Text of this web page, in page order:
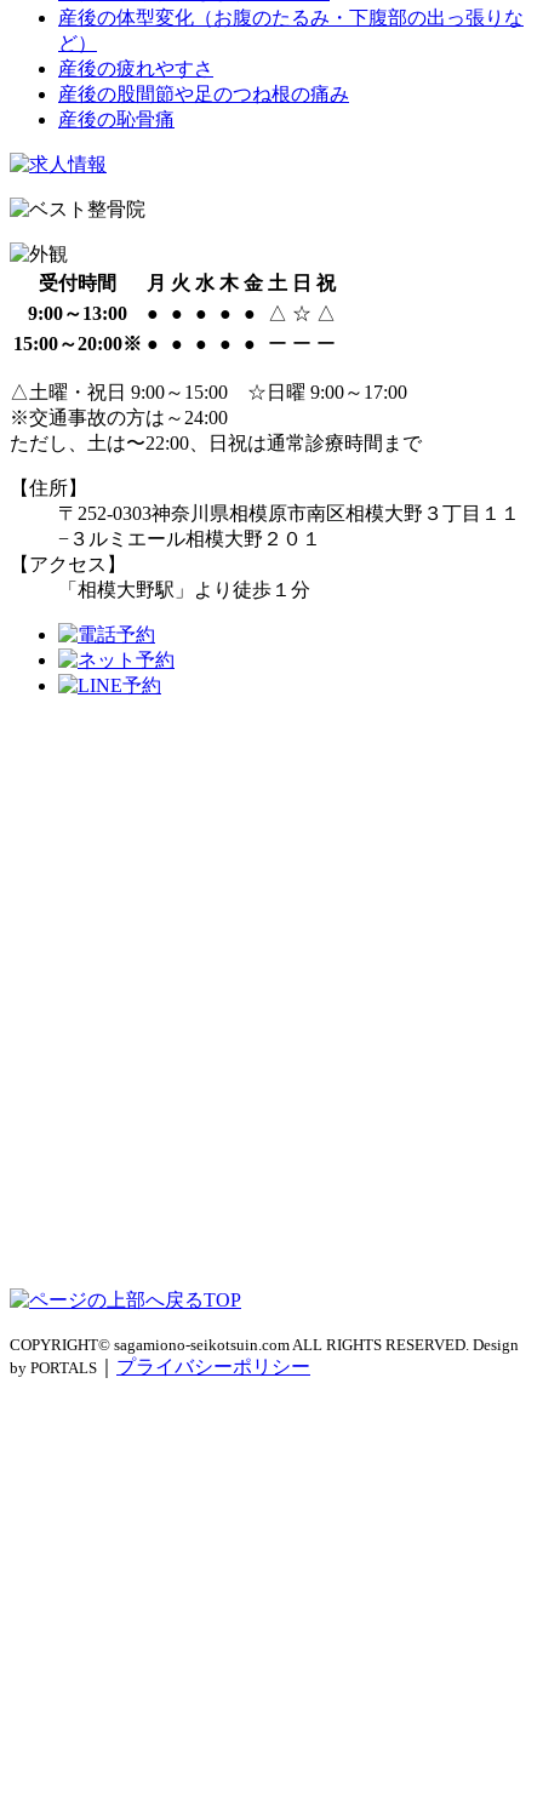
産後の体型変化（お腹のたるみ・下腹部の出っ張りな
ど）
産後の疲れやすさ
産後の股間節や足のつね根の痛み
産後の恥骨痛
受付時間 月 火 水 木 金 土 日 祝
9:00～13:00
● ● ● ● ● △ ☆ △
15:00～20:00※ ● ● ● ● ● ー ー ー
△土曜・祝日 9:00～15:00 ☆日曜 9:00～17:00
※交通事故の方は～24:00
ただし、土は〜22:00、日祝は通常診療時間まで
【住所】
〒252-0303神奈川県相模原市南区相模大野３丁目１１
−３ ルミエール相模大野２０１
【アクセス】
「相模大野駅」より徒歩１分
TOP
COPYRIGHT© sagamiono-seikotsuin.com ALL RIGHTS RESERVED. Design
by PORTALS
プライバシーポリシー